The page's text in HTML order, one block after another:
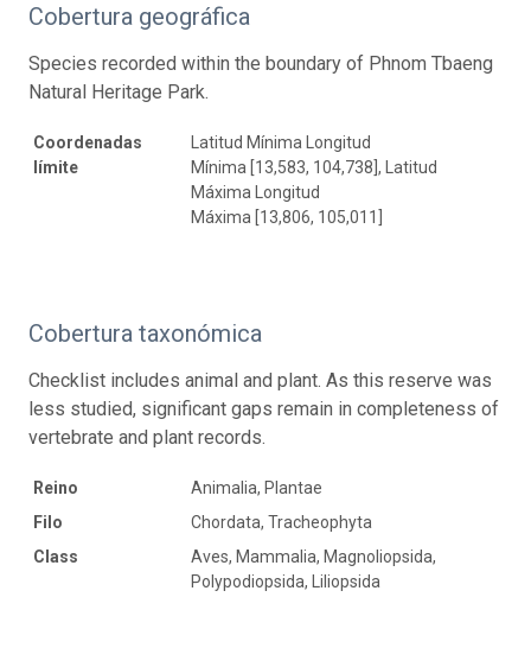
Cobertura geográfica
Species recorded within the boundary of Phnom Tbaeng
Natural Heritage Park.
Coordenadas
límite
Latitud Mínima Longitud
Mínima [13,583, 104,738], Latitud
Máxima Longitud
Máxima [13,806, 105,011]
Cobertura taxonómica
Checklist includes animal and plant. As this reserve was
less studied, significant gaps remain in completeness of
vertebrate and plant records.
Reino
Animalia, Plantae
Filo
Chordata, Tracheophyta
Class
Aves, Mammalia, Magnoliopsida,
Polypodiopsida, Liliopsida